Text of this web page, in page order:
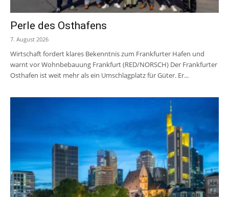
Perle des Osthafens
7. August 2026
Wirtschaft fordert klares Bekenntnis zum Frankfurter Hafen und
warnt vor Wohnbebauung Frankfurt (RED/NORSCH) Der Frankfurter
Osthafen ist weit mehr als ein Umschlagplatz für Güter. Er...